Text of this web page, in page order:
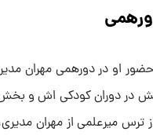
حضور او در دورهمی مهران
در دوران کودکی اش و بخش
ترس میرعلمی از مهران